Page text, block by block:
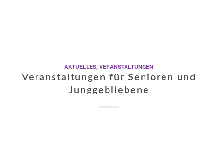
AKTUELLES,VERANSTALTUNGEN
Veranstaltungen für Senioren und
Junggebliebene